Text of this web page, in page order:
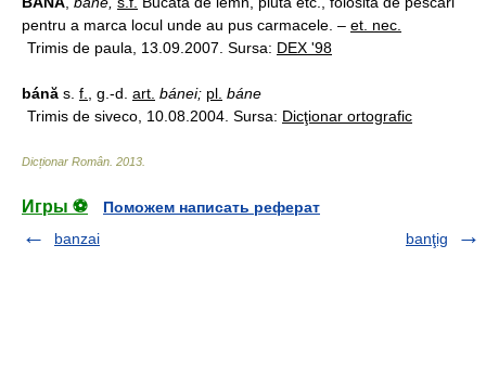
pentru a marca locul unde au pus carmacele. – et. nec.
Trimis de paula, 13.09.2007. Sursa: DEX '98
bánă s. f. , g.-d. art. bánei; pl. báne
Trimis de siveco, 10.08.2004. Sursa: Dicţionar ortografic
Dicționar Român 2013
Игры ⚽
Поможем написать реферат
banzai
banţig